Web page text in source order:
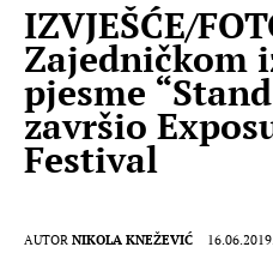
IZVJEŠĆE/
Zajedničkom
pjesme
završio
Festival
AUTOR NIKOLA KNEŽEVIĆ 16.06.2019.